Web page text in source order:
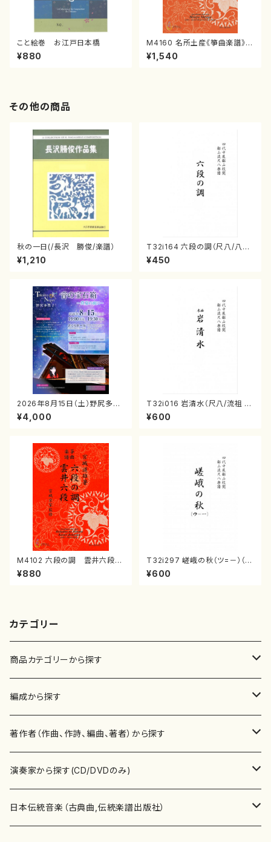
こと絵巻 お江戸日本橋
¥880
M4160 名所土産《箏曲楽譜》
（箏/宮城喜代子・宮城数江著・
宮城宗家監修/箏曲古典楽譜）
¥1,540
その他の商品
秋の一日(/長沢 勝俊/楽譜）
¥1,210
T32i164 六段の調（尺八/八橋
検校/楽譜）都山流公刊楽譜曲
番:1016
¥450
2026年8月15日（土）野尻多佳
子ピアノリサイタル 音の宝石
箱チケット一般
¥4,000
T32i016 岩清水（尺八/流祖 中
尾都山/楽譜）都山：15
¥600
M4102 六段の調 雲井六段
（箏/宮城道雄著・宮城宗家監修/
箏曲古典楽譜）
¥880
T32i297 嵯峨の秋（ツ=－）（尺
八/菊末検校/楽譜）都山流公刊
楽譜曲番:1152
¥600
カテゴリー
商品カテゴリーから探す
楽譜
書籍
書籍
テキストブック
CD・DVD
チケット
編成から探す
邦楽器
箏・琴（ソロ）
箏・琴（合奏）
合唱
混声合唱
歌・声
著作者（作曲、作詩、編曲、著者）から探す
あ行
青木省三(アオキ ショウゾウ)
か行
演奏家から探す(CD/DVDのみ)
邦楽（箏、三味線、尺八等）演奏家
日本伝統音楽（古典曲,伝統楽譜出版社）